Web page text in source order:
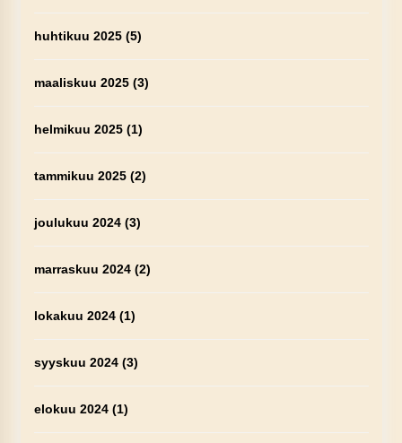
huhtikuu 2025(5)
maaliskuu 2025(3)
helmikuu 2025(1)
tammikuu 2025(2)
joulukuu 2024(3)
marraskuu 2024(2)
lokakuu 2024(1)
syyskuu 2024(3)
elokuu 2024(1)